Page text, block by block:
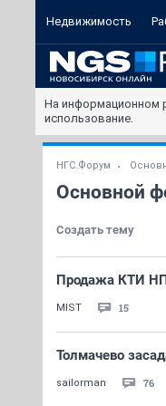
Недвижимость
На информационном
использование.
НГС.Форум
Основной
Создать тему
Продажа КТИ
MIST 15
Толмачево
sailorman 76